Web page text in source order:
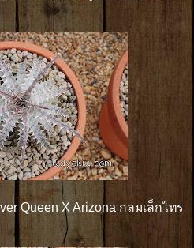
Queen X Arizona กลมเล็กไทร